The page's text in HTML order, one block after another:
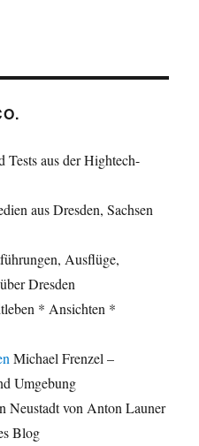
Tests aus der Hightech-
aus Dresden, Sachsen
Ausflüge,
Dresden
* Ansichten *
Michael Frenzel –
Umgebung
Neustadt von Anton Launer
Blog